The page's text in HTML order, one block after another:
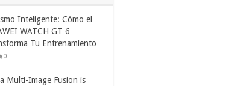
Inteligente: Cómo el
WATCH GT 6
Tu Entrenamiento
0
Multi-Image Fusion is